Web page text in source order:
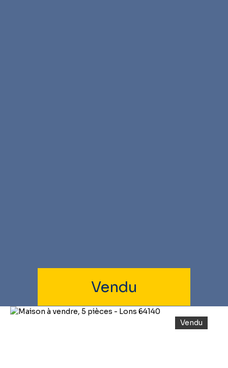
Vendu
Vendu